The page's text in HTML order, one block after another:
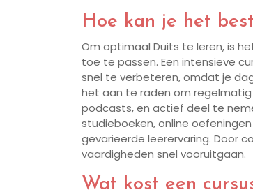
Hoe kan je het
Om optimaal Duits te leren, is
toe te passen. Een intensieve
snel te verbeteren, omdat je
het aan te raden om
podcasts, en actief deel te
studieboeken, online
gevarieerde leerervaring. Door
vaardigheden snel vooruitgaan.
Wat kost een